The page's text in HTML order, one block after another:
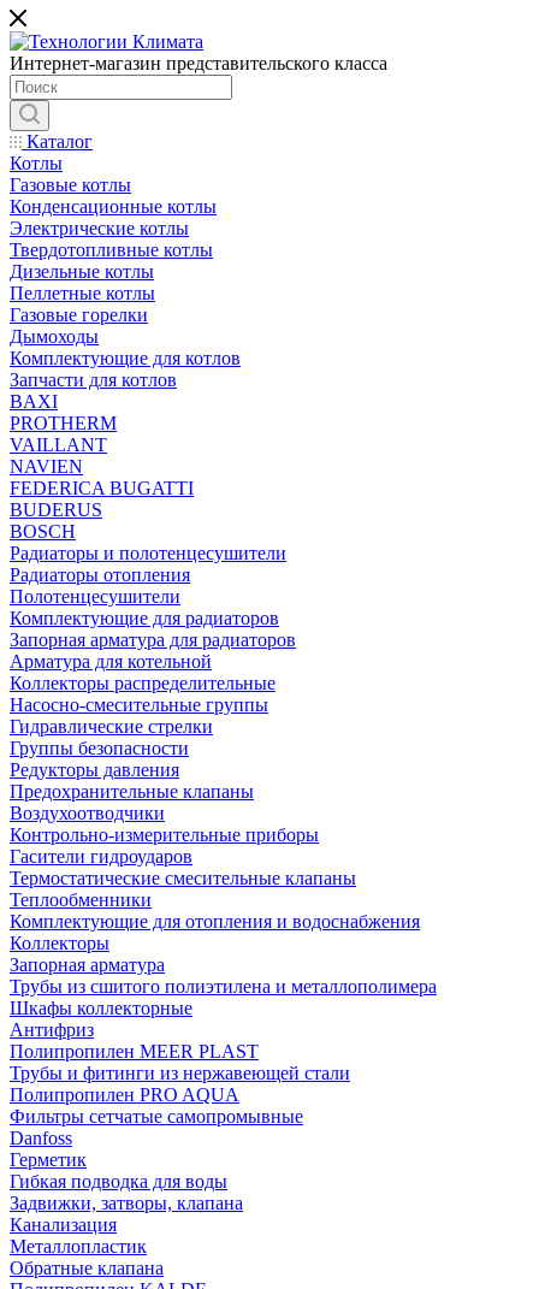
Интернет-магазин представительского класса
Каталог
Котлы
Газовые котлы
Конденсационные котлы
Электрические котлы
Твердотопливные котлы
Дизельные котлы
Пеллетные котлы
Газовые горелки
Дымоходы
Комплектующие для котлов
Запчасти для котлов
BAXI
PROTHERM
VAILLANT
NAVIEN
FEDERICA BUGATTI
BUDERUS
BOSCH
Радиаторы и полотенцесушители
Радиаторы отопления
Полотенцесушители
Комплектующие для радиаторов
Запорная арматура для радиаторов
Арматура для котельной
Коллекторы распределительные
Насосно-смесительные группы
Гидравлические стрелки
Группы безопасности
Редукторы давления
Предохранительные клапаны
Воздухоотводчики
Контрольно-измерительные приборы
Гасители гидроударов
Термостатические смесительные клапаны
Теплообменники
Комплектующие для отопления и водоснабжения
Коллекторы
Запорная арматура
Трубы из сшитого полиэтилена и металлополимера
Шкафы коллекторные
Антифриз
Полипропилен MEER PLAST
Трубы и фитинги из нержавеющей стали
Полипропилен PRO AQUA
Фильтры сетчатые самопромывные
Danfoss
Герметик
Гибкая подводка для воды
Задвижки, затворы, клапана
Канализация
Металлопластик
Обратные клапана